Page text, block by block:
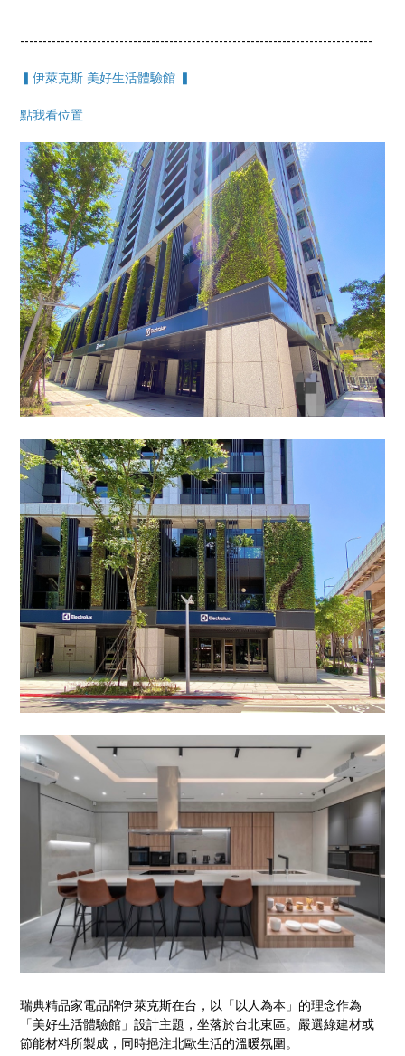
------------------------------------------------------------------------------
▍伊萊克斯 美好生活體驗館 ▍
點我看位置
瑞典精品家電品牌伊萊克斯在台，以「以人為本」的理念作為
「美好生活體驗館」設計主題，坐落於台北東區。嚴選綠建材或
節能材料所製成，同時挹注北歐生活的溫暖氛圍。